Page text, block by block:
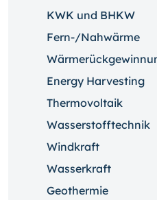
KWK und BHKW
Fern-/Nahwärme
Energy Harvesting
Thermovoltaik
Wasserstofftechnik
Windkraft
Wasserkraft
Geothermie